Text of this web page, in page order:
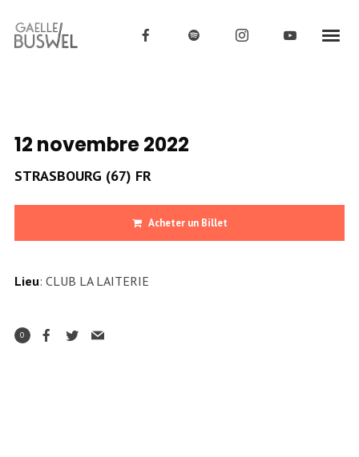
12 novembre 2022
STRASBOURG (67) FR
Acheter un Billet
Lieu: CLUB LA LAITERIE
0